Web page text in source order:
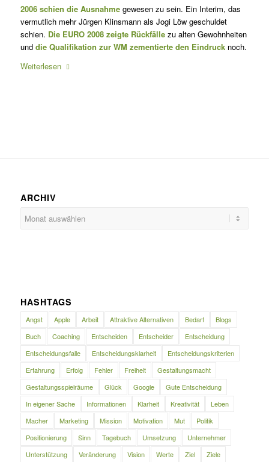
2006 schien die Ausnahmegewesen zu sein. Ein Interim, das
vermutlich mehr Jürgen Klinsmann als Jogi Löw geschuldet
schien. Die EURO 2008 zeigte Rückfällezu alten Gewohnheiten
und die Qualifikation zur WM zementierte den Eindrucknoch.
Weiterlesen
ARCHIV
HASHTAGS
Angst Apple Arbeit Attraktive Alternativen Bedarf
Blogs
Buch
Coaching Entscheiden Entscheider
Entscheidung
Entscheidungsfalle
Entscheidungsklarheit
Entscheidungskriterien
Erfahrung
Erfolg Fehler Freiheit
Gestaltungsmacht
Gestaltungsspielräume
Glück Google
Gute Entscheidung
In eigener Sache
Informationen Klarheit Kreativität
Leben
Macher
Marketing Mission Motivation Mut
Politik
Positionierung
Sinn Tagebuch Umsetzung
Unternehmer
Unterstützung
Veränderung Vision Werte Ziel Ziele